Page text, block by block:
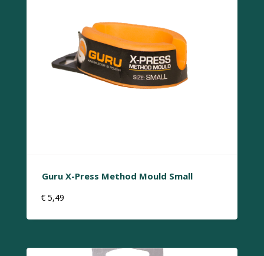
Guru X-Press Method Mould Small
€ 5,49